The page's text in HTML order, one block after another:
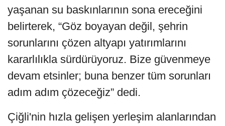
yaşanan su baskınlarının sona ereceğini
belirterek, “Göz boyayan değil, şehrin
sorunlarını çözen altyapı yatırımlarını
kararlılıkla sürdürüyoruz. Bize güvenmeye
devam etsinler; buna benzer tüm sorunları
adım adım çözeceğiz” dedi.
Çiğli'nin hızla gelişen yerleşim alanlarından